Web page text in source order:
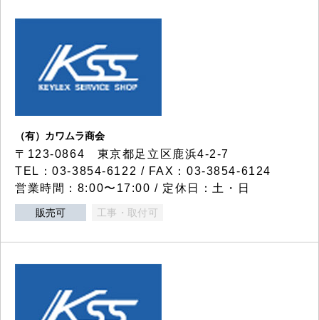
（有）カワムラ商会
〒123-0864 東京都足立区鹿浜4-2-7
TEL：03-3854-6122 / FAX：03-3854-6124
営業時間：8:00〜17:00 / 定休日：土・日
販売可 工事・取付可